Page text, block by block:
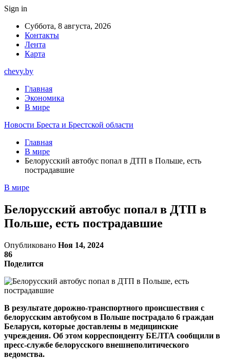
Sign in
Суббота, 8 августа, 2026
Контакты
Лента
Карта
chevy.by
Главная
Экономика
В мире
Новости Бреста и Брестской области
Главная
В мире
Белорусский автобус попал в ДТП в Польше, есть
пострадавшие
В мире
Белорусский автобус попал в ДТП в
Польше, есть пострадавшие
Опубликовано Ноя 14, 2024
86
Поделится
В результате дорожно-транспортного происшествия с
белорусским автобусом в Польше пострадало 6 граждан
Беларуси, которые доставлены в медицинские
учреждения. Об этом корреспонденту БЕЛТА сообщили в
пресс-службе белорусского внешнеполитического
ведомства.